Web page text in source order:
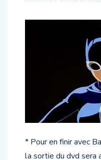
* Pour en finir avec